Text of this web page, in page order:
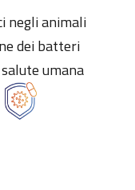
negli animali
dei batteri
umana